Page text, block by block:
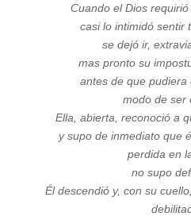
Cuando el Dios
casi lo intimidó sentir
se dejó ir,
mas pronto su
antes de que pudiera
modo de ser
Ella, abierta, reconoció a
y supo de inmediato que
perdida en
no supo
Él descendió y, con su